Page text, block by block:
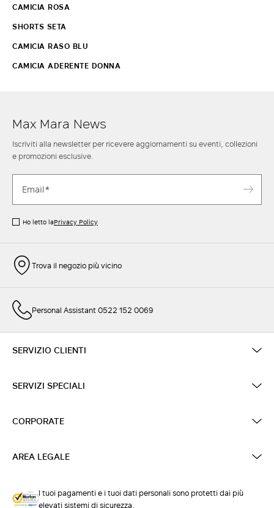
CAMICIA ROSA
SHORTS SETA
CAMICIA RASO BLU
CAMICIA ADERENTE DONNA
Max Mara News
Iscriviti alla newsletter per ricevere aggiornamenti su eventi, collezioni
e promozioni esclusive.
Ho letto laPrivacy Policy
Trova il negozio più vicino
Personal Assistant 0522 152 0069
SERVIZIO CLIENTI
SERVIZI SPECIALI
CORPORATE
AREA LEGALE
I tuoi pagamenti e i tuoi dati personali sono protetti dai più
elevati sistemi di sicurezza.